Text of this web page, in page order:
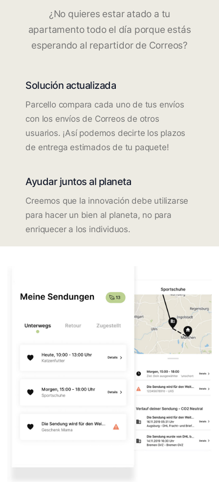
¿No quieres estar atado a tu
apartamento todo el día porque estás
esperando al repartidor de Correos?
Solución actualizada
Parcello compara cada uno de tus envíos
con los envíos de Correos de otros
usuarios. ¡Así podemos decirte los plazos
de entrega estimados de tu paquete!
Ayudar juntos al planeta
Creemos que la innovación debe utilizarse
para hacer un bien al planeta, no para
enriquecer a los individuos.